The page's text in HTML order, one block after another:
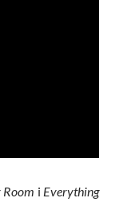
Room i Everything